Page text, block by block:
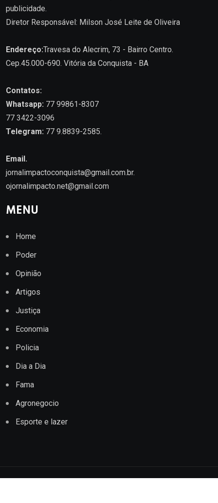
publicidade.
Diretor Responsável: Milson José Leite de Oliveira
Endereço:Travesa do Alecrim, 73 - Bairro Centro.
Cep.45.000-690. Vitória da Conquista - BA
Contatos:
Whatsapp: 77 99861-8307
77 3422-3096
Telegram: 77 9.8839-2585.
Email.
jornalimpactoconquista@gmail.com.br.
ojornalimpacto.net@gmail.com
MENU
Home
Poder
Opinião
Artigos
Justiça
Economia
Policia
Dia a Dia
Fama
Agronegocio
Esporte e lazer